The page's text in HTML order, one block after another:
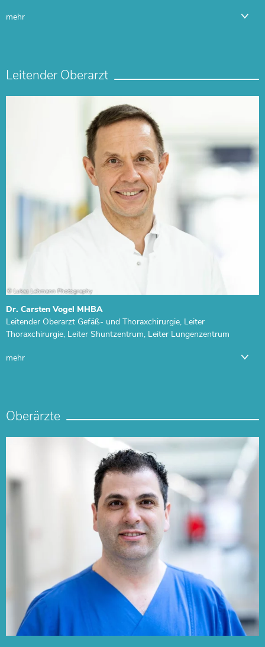
mehr
Leitender Oberarzt
Dr. Carsten Vogel MHBA
Leitender Oberarzt Gefäß- und Thoraxchirurgie, Leiter
Thoraxchirurgie, Leiter Shuntzentrum, Leiter Lungenzentrum
mehr
Oberärzte